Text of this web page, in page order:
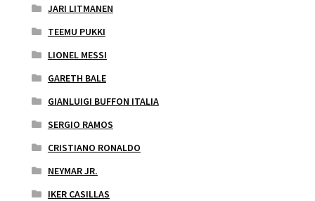
JARI LITMANEN
TEEMU PUKKI
LIONEL MESSI
GARETH BALE
GIANLUIGI BUFFON ITALIA
SERGIO RAMOS
CRISTIANO RONALDO
NEYMAR JR.
IKER CASILLAS